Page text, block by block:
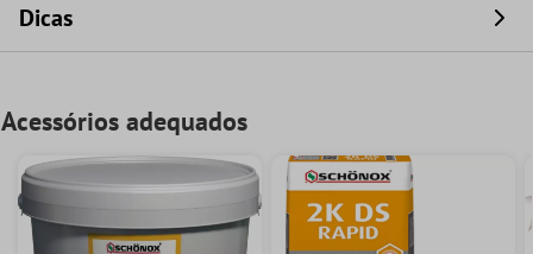
Dicas
Acessórios adequados